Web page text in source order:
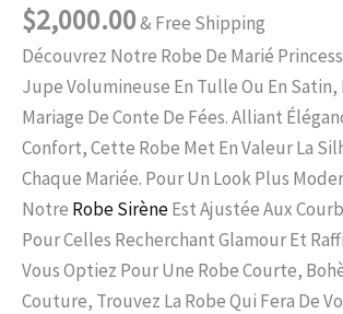
$2,000.00& Free Shipping
Découvrez Notre Robe De Marié
Jupe Volumineuse En Tulle Ou En
Mariage De Conte De Fées. Alliant
Confort, Cette Robe Met En Valeur La
Chaque Mariée. Pour Un Look Plus
Notre Robe SirèneEst Ajustée Aux
Pour Celles Recherchant Glamour Et
Vous Optiez Pour Une Robe Courte,
Couture, Trouvez La Robe Qui Fera De